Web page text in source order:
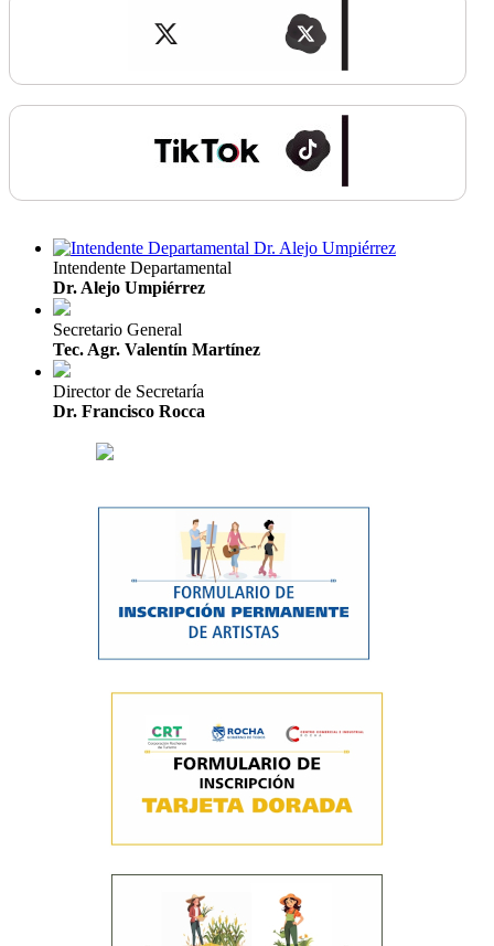
Intendente Departamental
Dr. Alejo Umpiérrez
Secretario General
Tec. Agr. Valentín Martínez
Director de Secretaría
Dr. Francisco Rocca